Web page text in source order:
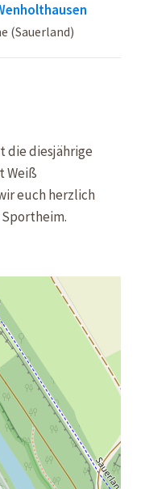
(Sauerland)
die diesjährige
Weiß
euch herzlich